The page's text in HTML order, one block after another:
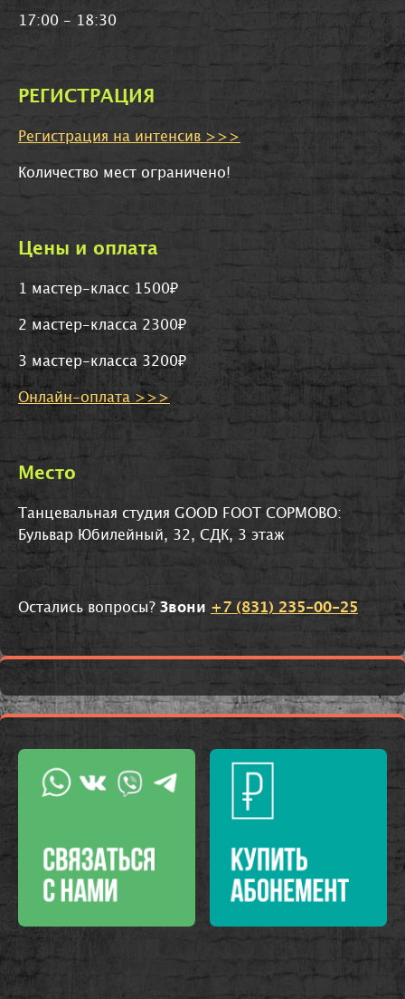
17:00 - 18:30
РЕГИСТРАЦИЯ
Регистрация на интенсив >>>
Количество мест ограничено!
Цены и оплата
1 мастер-класс 1500₽
2 мастер-класса 2300₽
3 мастер-класса 3200₽
Онлайн-оплата >>>
Место
Танцевальная студия GOOD FOOT СОРМОВО:
Бульвар Юбилейный, 32, СДК, 3 этаж
Остались вопросы? Звони +7 (831) 235-00-25